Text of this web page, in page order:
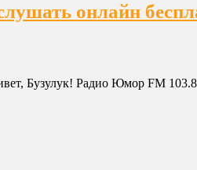
онлайн
Бузулук! Радио Юмор FM